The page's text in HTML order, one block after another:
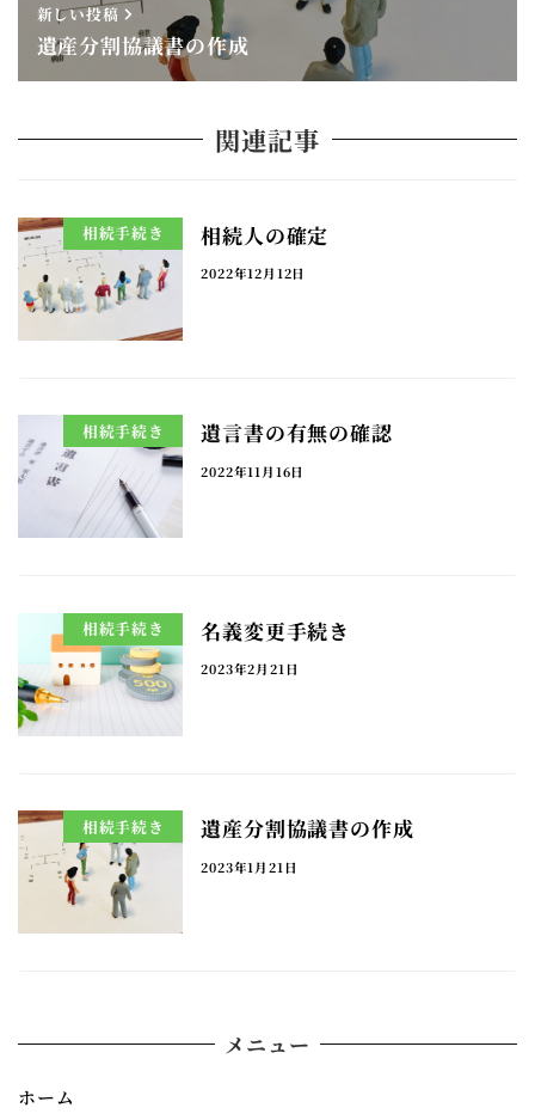
新しい投稿
遺産分割協議書の作成
関連記事
相続手続き 相続人の確定
2022年12月12日
相続手続き 遺言書の有無の確認
2022年11月16日
相続手続き 名義変更手続き
2023年2月21日
相続手続き 遺産分割協議書の作成
2023年1月21日
メニュー
ホーム